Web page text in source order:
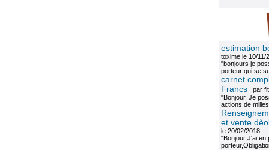
estimation
toximele 10/11/
"bonjours je
porteur qui se
carnet
Francs, par
"Bonjour, Je
actions de
et vente
le 20/02/2018
"Bonjour J'ai en